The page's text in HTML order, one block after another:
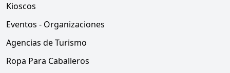
Kioscos
Eventos - Organizaciones
Agencias de Turismo
Ropa Para Caballeros